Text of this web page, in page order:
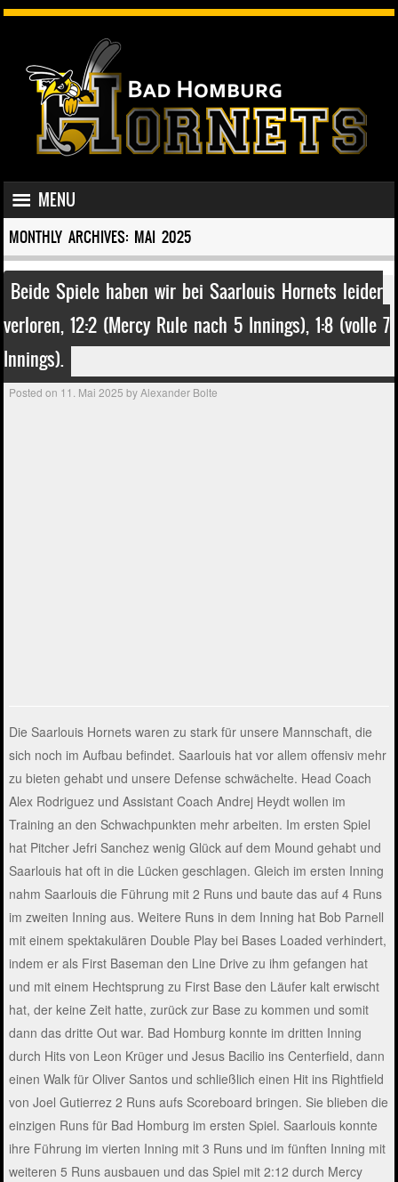
MENU
SKIP TO CONTENT
MENU
MONTHLY ARCHIVES: MAI 2025
Beide Spiele haben wir bei Saarlouis Hornets leider
verloren, 12:2 (Mercy Rule nach 5 Innings), 1:8 (volle 7
Innings).
Posted on 11. Mai 2025 byAlexander Bolte
Die Saarlouis Hornets waren zu stark für unsere Mannschaft, die
sich noch im Aufbau befindet. Saarlouis hat vor allem offensiv mehr
zu bieten gehabt und unsere Defense schwächelte. Head Coach
Alex Rodriguez und Assistant Coach Andrej Heydt wollen im
Training an den Schwachpunkten mehr arbeiten. Im ersten Spiel
hat Pitcher Jefri Sanchez wenig Glück auf dem Mound gehabt und
Saarlouis hat oft in die Lücken geschlagen. Gleich im ersten Inning
nahm Saarlouis die Führung mit 2 Runs und baute das auf 4 Runs
im zweiten Inning aus. Weitere Runs in dem Inning hat Bob Parnell
mit einem spektakulären Double Play bei Bases Loaded verhindert,
indem er als First Baseman den Line Drive zu ihm gefangen hat
und mit einem Hechtsprung zu First Base den Läufer kalt erwischt
hat, der keine Zeit hatte, zurück zur Base zu kommen und somit
dann das dritte Out war. Bad Homburg konnte im dritten Inning
durch Hits von Leon Krüger und Jesus Bacilio ins Centerfield, dann
einen Walk für Oliver Santos und schließlich einen Hit ins Rightfield
von Joel Gutierrez 2 Runs aufs Scoreboard bringen. Sie blieben die
einzigen Runs für Bad Homburg im ersten Spiel. Saarlouis konnte
ihre Führung im vierten Inning mit 3 Runs und im fünften Inning mit
weiteren 5 Runs ausbauen und das Spiel mit 2:12 durch Mercy